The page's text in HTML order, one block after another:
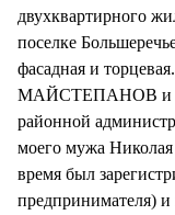
двухквартирного
поселке
фасадная и
МАЙСТЕПАНОВ и
районной
моего мужа
время был
предпринимателя) и